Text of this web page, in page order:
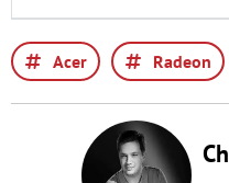
Acer Radeon